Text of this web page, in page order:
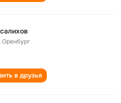
,Оренбург
в друзья